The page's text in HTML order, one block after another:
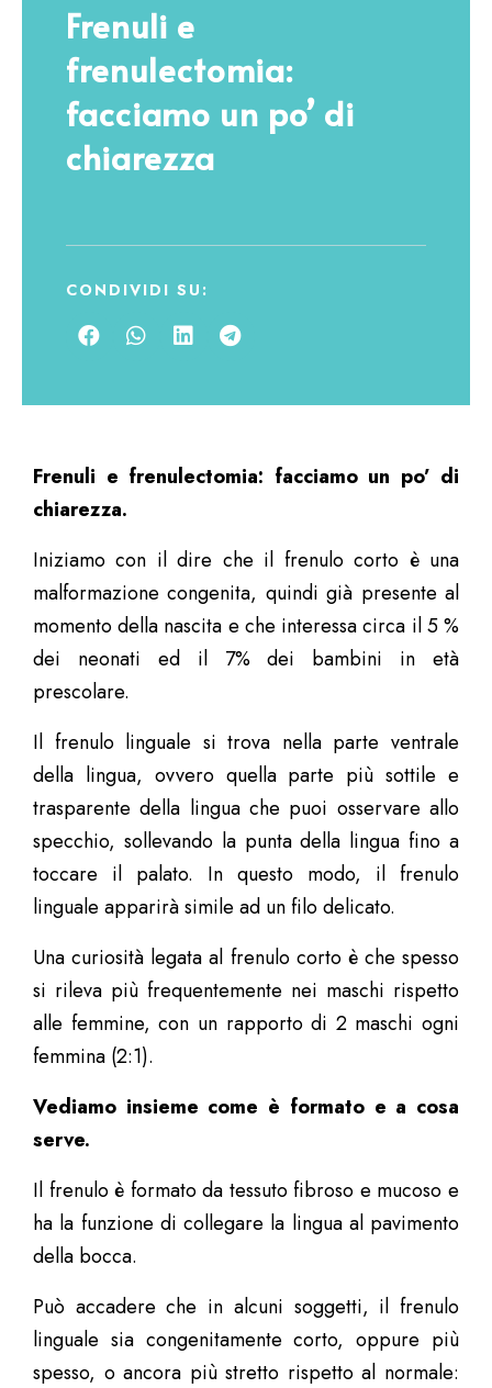
Frenuli e
frenulectomia:
facciamo un po’ di
chiarezza
CONDIVIDI SU:
Frenuli e frenulectomia: facciamo un po’ di
chiarezza.
Iniziamo con il dire che il frenulo corto è una
malformazione congenita, quindi già presente al
momento della nascita e che interessa circa il 5 %
dei neonati ed il 7% dei bambini in età
prescolare.
Il frenulo linguale si trova nella parte ventrale
della lingua, ovvero quella parte più sottile e
trasparente della lingua che puoi osservare allo
specchio, sollevando la punta della lingua fino a
toccare il palato. In questo modo, il frenulo
linguale apparirà simile ad un filo delicato.
Una curiosità legata al frenulo corto è che spesso
si rileva più frequentemente nei maschi rispetto
alle femmine, con un rapporto di 2 maschi ogni
femmina (2:1).
Vediamo insieme come è formato e a cosa
serve.
Il frenulo è formato da tessuto fibroso e mucoso e
ha la funzione di collegare la lingua al pavimento
della bocca.
Può accadere che in alcuni soggetti, il frenulo
linguale sia congenitamente corto, oppure più
spesso, o ancora più stretto rispetto al normale: